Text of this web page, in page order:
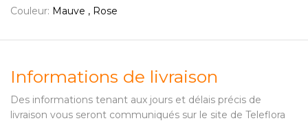
Couleur: Mauve , Rose
Informations de livraison
Des informations tenant aux jours et délais précis de
livraison vous seront communiqués sur le site de Teleflora